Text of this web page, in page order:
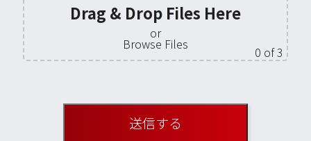
Drag & Drop Files Here
or
Browse Files 0 of 3